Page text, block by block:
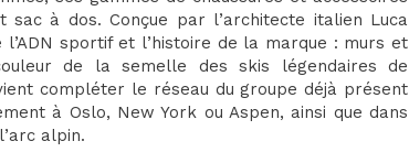
sac à dos. Conçue par l’architecte italien Luca
sportif et l’histoire de la marque : murs et
de la semelle des skis légendaires de
compléter le réseau du groupe déjà présent
à Oslo, New York ou Aspen, ainsi que dans
alpin.